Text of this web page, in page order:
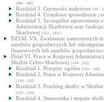
(98a - 98i)
Rozdział 3. Czynności audytowe (99 -
Rozdział 4. Urzędowe sprawdzenie
Rozdział 5. Szczególne uprawnienia
Administracji Skarbowej oraz
Skarbowej (113 - 143c)
DZIAŁ VA. Zwalnianie zamrożonych
zasobów gospodarczych lub
finansowych lub zasobów
Dział VI. Praca w Krajowej
Służbie Celno-Skarbowej (144 - 252)
Rozdział 1. Przepisy ogólne (144 - 148)
Rozdział 2. Praca w Krajowej
(149 - 150)
Rozdział 3. Przebieg służby w
(151 - 189)
Rozdział 4. Stanowiska i stopnie